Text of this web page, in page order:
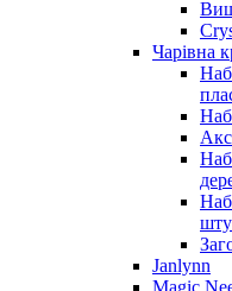
Чарівна
Janlynn
Magic